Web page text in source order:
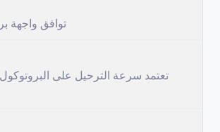
توافق واجهة
تعتمد سرعة الترحيل على